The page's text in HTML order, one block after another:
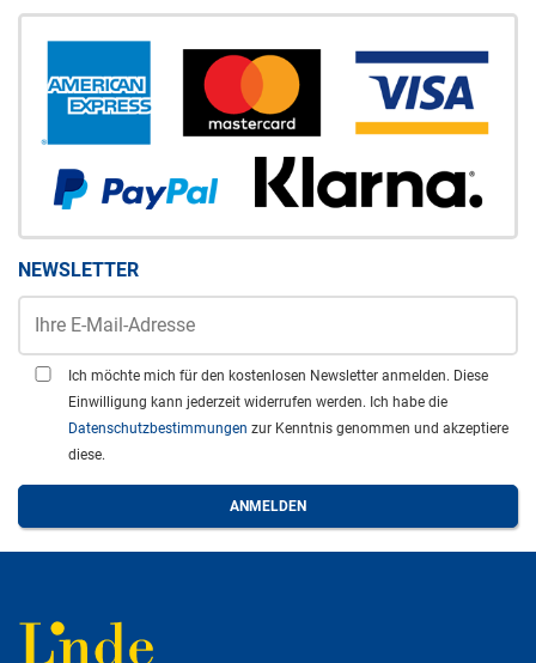
NEWSLETTER
Ich möchte mich für den kostenlosen Newsletter anmelden. Diese
Einwilligung kann jederzeit widerrufen werden. Ich habe die
Datenschutzbestimmungen zur Kenntnis genommen und akzeptiere
diese.